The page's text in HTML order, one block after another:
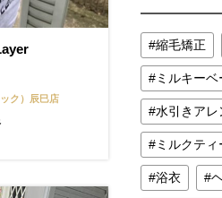
ク）辰巳店
縮毛矯正
ミルキーベ
水引きアレ
ミルクティ
浴衣